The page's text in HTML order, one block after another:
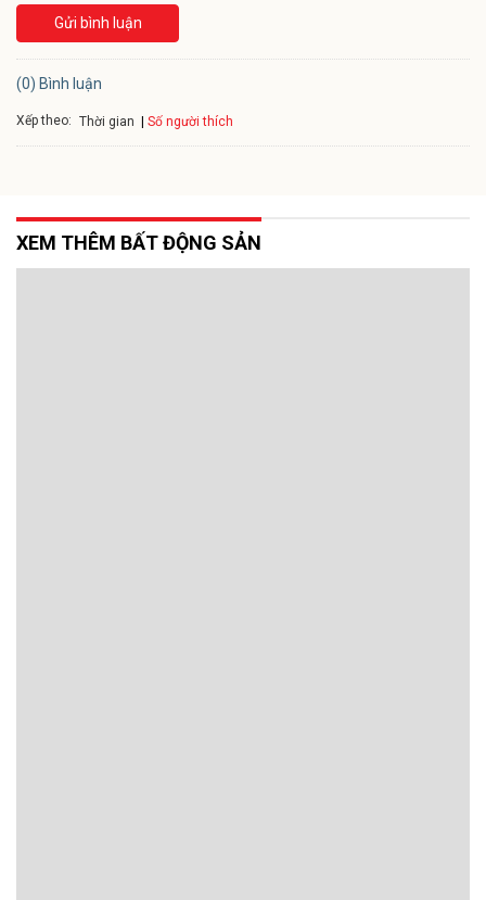
Gửi bình luận
(0) Bình luận
Xếp theo: Thời gian Số người thích
XEM THÊM BẤT ĐỘNG SẢN